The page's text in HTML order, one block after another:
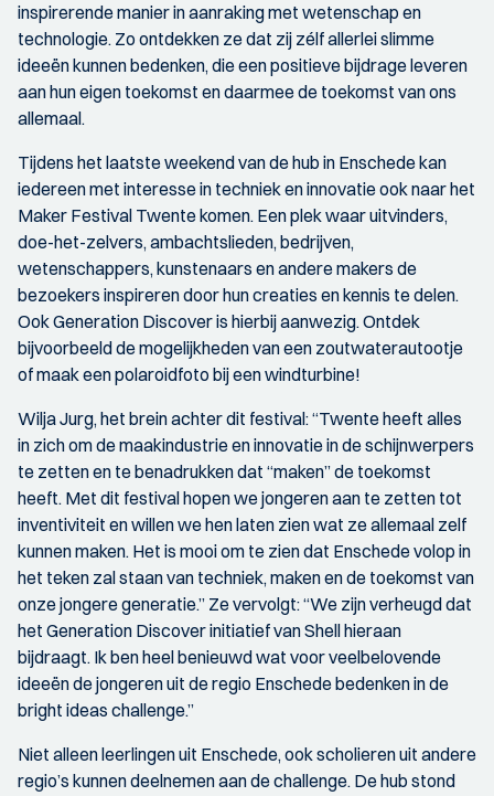
inspirerende manier in aanraking met wetenschap en
technologie. Zo ontdekken ze dat zij zélf allerlei slimme
ideeën kunnen bedenken, die een positieve bijdrage leveren
aan hun eigen toekomst en daarmee de toekomst van ons
allemaal.
Tijdens het laatste weekend van de hub in Enschede kan
iedereen met interesse in techniek en innovatie ook naar het
Maker Festival Twente komen. Een plek waar uitvinders,
doe-het-zelvers, ambachtslieden, bedrijven,
wetenschappers, kunstenaars en andere makers de
bezoekers inspireren door hun creaties en kennis te delen.
Ook Generation Discover is hierbij aanwezig. Ontdek
bijvoorbeeld de mogelijkheden van een zoutwaterautootje
of maak een polaroidfoto bij een windturbine!
Wilja Jurg, het brein achter dit festival: “Twente heeft alles
in zich om de maakindustrie en innovatie in de schijnwerpers
te zetten en te benadrukken dat “maken” de toekomst
heeft. Met dit festival hopen we jongeren aan te zetten tot
inventiviteit en willen we hen laten zien wat ze allemaal zelf
kunnen maken. Het is mooi om te zien dat Enschede volop in
het teken zal staan van techniek, maken en de toekomst van
onze jongere generatie.” Ze vervolgt: “We zijn verheugd dat
het Generation Discover initiatief van Shell hieraan
bijdraagt. Ik ben heel benieuwd wat voor veelbelovende
ideeën de jongeren uit de regio Enschede bedenken in de
bright ideas challenge.”
Niet alleen leerlingen uit Enschede, ook scholieren uit andere
regio’s kunnen deelnemen aan de challenge. De hub stond